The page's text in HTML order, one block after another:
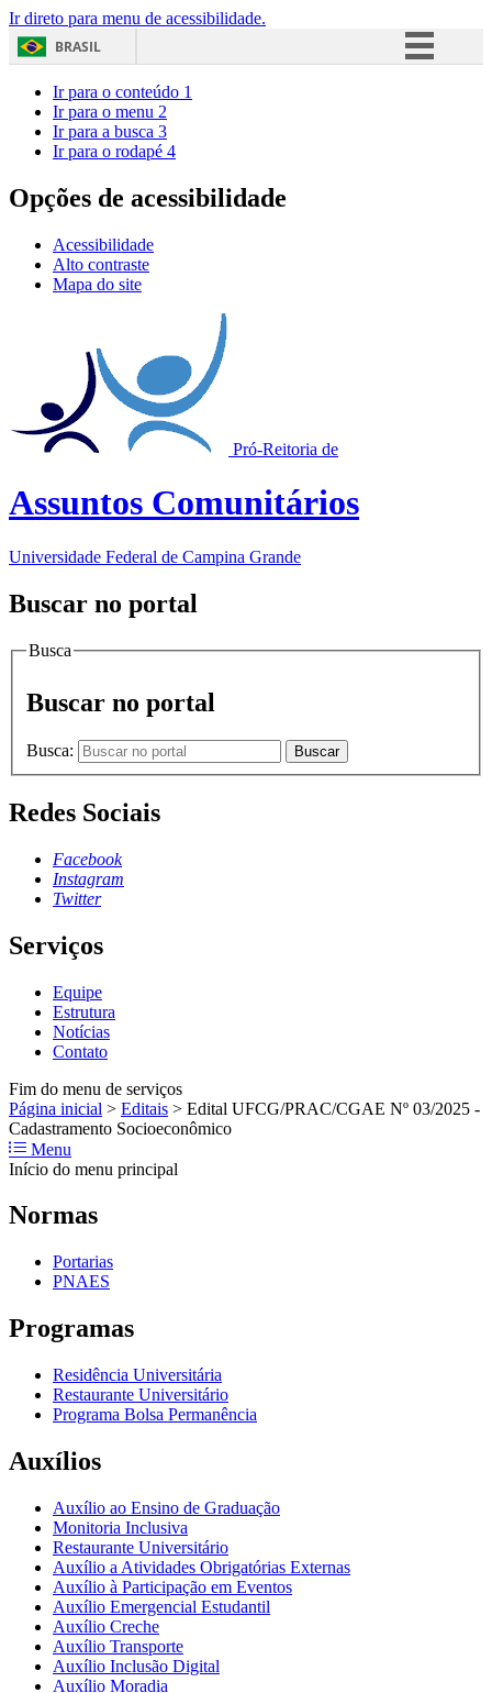
Ir direto para menu de acessibilidade.
BRASIL
Acesso à informação
Ir para o conteúdo 1
Ir para o menu 2
Ir para a busca 3
Ir para o rodapé 4
Opções de acessibilidade
Acessibilidade
Alto contraste
Mapa do site
Pró-Reitoria de
Assuntos Comunitários
Universidade Federal de Campina Grande
Buscar no portal
Busca
Buscar no portal
Busca: Buscar
Redes Sociais
Facebook
Instagram
Twitter
Serviços
Equipe
Estrutura
Notícias
Contato
Fim do menu de serviços
Página inicial > Editais > Edital UFCG/PRAC/CGAE Nº 03/2025 -
Cadastramento Socioeconômico
Menu
Início do menu principal
Normas
Portarias
PNAES
Programas
Residência Universitária
Restaurante Universitário
Programa Bolsa Permanência
Auxílios
Auxílio ao Ensino de Graduação
Monitoria Inclusiva
Restaurante Universitário
Auxílio a Atividades Obrigatórias Externas
Auxílio à Participação em Eventos
Auxílio Emergencial Estudantil
Auxílio Creche
Auxílio Transporte
Auxílio Inclusão Digital
Auxílio Moradia